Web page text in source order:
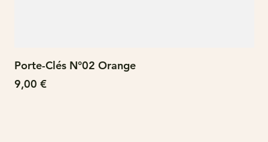
Porte-Clés N°02 Orange
Prix
9,00 €